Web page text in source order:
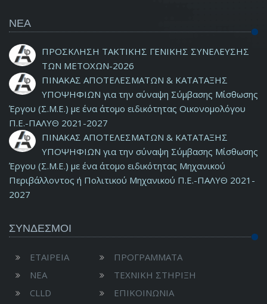
ΝΕΑ
ΠΡΟΣΚΛΗΣΗ ΤΑΚΤΙΚΗΣ ΓΕΝΙΚΗΣ ΣΥΝΕΛΕΥΣΗΣ
ΤΩΝ ΜΕΤΟΧΩΝ-2026
ΠΙΝΑΚΑΣ ΑΠΟΤΕΛΕΣΜΑΤΩΝ & ΚΑΤΑΤΑΞΗΣ
ΥΠΟΨΗΦΙΩΝ για την σύναψη Σύμβασης Μίσθωσης
Έργου (Σ.Μ.Ε.) με ένα άτομο ειδικότητας Οικονομολόγου
Π.Ε.-ΠΑΛΥΘ 2021-2027
ΠΙΝΑΚΑΣ ΑΠΟΤΕΛΕΣΜΑΤΩΝ & ΚΑΤΑΤΑΞΗΣ
ΥΠΟΨΗΦΙΩΝ για την σύναψη Σύμβασης Μίσθωσης
Έργου (Σ.Μ.Ε.) με ένα άτομο ειδικότητας Μηχανικού
Περιβάλλοντος ή Πολιτικού Μηχανικού Π.Ε.-ΠΑΛΥΘ 2021-
2027
ΣΥΝΔΕΣΜΟΙ
ΕΤΑΙΡΕΙΑ
ΝΕΑ
CLLD
ΠΡΟΓΡΑΜΜΑΤΑ
ΤΕΧΝΙΚΗ ΣΤΗΡΙΞΗ
ΕΠΙΚΟΙΝΩΝΙΑ